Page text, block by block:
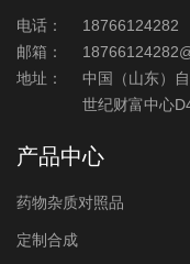
电话：
18766124282
邮箱：
地址：
中国（山东）
世纪财富中心
产品中心
药物杂质对照品
定制合成